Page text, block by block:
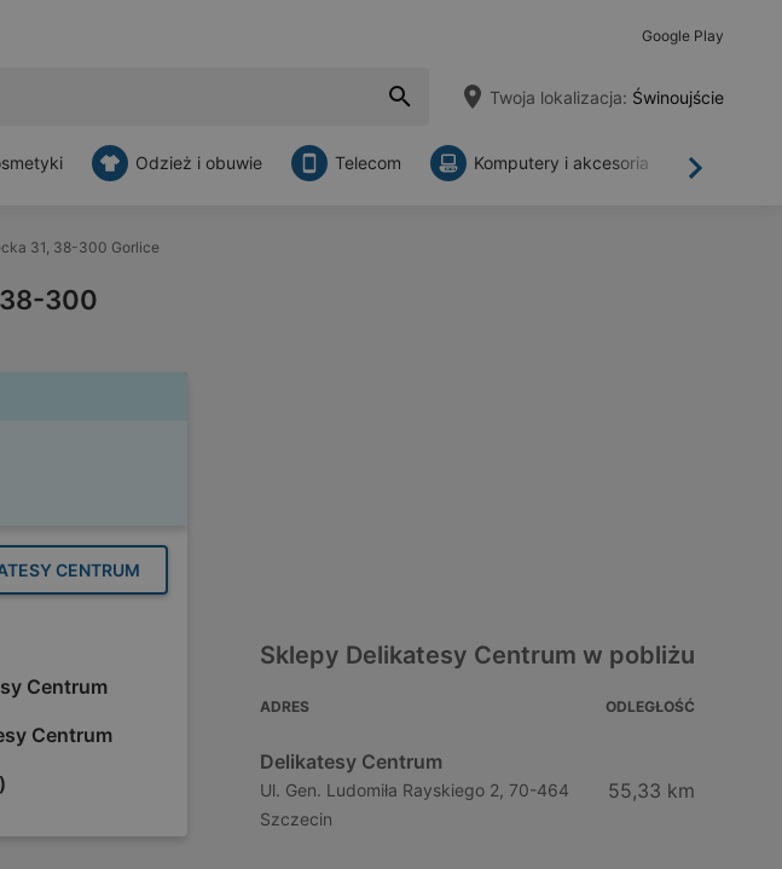
Google Play
Twoja lokalizacja: Świnoujście
Dalej
Odzież i obuwie Telecom Komputery i akcesoria
31, 38-300 Gorlice
38-300
CENTRUM
Centrum
Centrum
Sklepy Delikatesy Centrum w pobliżu
ADRES ODLEGŁOŚĆ
Delikatesy Centrum
Ul. Gen. Ludomiła Rayskiego 2, 70-464
Szczecin
55,33 km